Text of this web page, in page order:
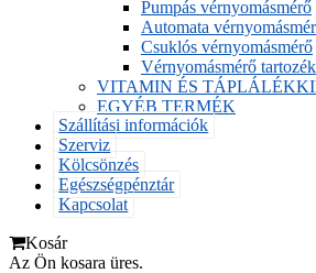
Pumpás vérnyomásmérő
Automata
Csuklós vérnyomásmérő
Vérnyomásmérő tartozék
VITAMIN ÉS
EGYÉB TERMÉK
Szállítási információk
Szerviz
Kölcsönzés
Egészségpénztár
Kapcsolat
Kosár
Az Ön kosara üres.